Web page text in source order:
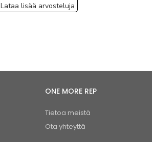
Lataa lisää arvosteluja
ONE MORE REP
Tietoa meistä
Ota yhteyttä